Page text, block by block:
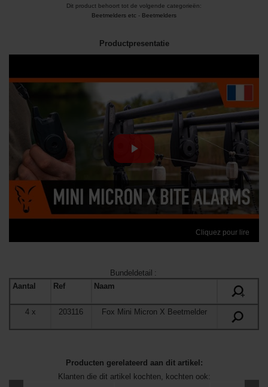
Dit product behoort tot de volgende categorieën:
Beetmelders etc - Beetmelders
Productpresentatie
Cliquez pour lire
Bundeldetail :
Aantal
Ref
Naam
+
4x 203116 Fox Mini Micron X Beetmelder
Producten gerelateerd aan dit artikel:
Klanten die dit artikel kochten, kochten ook: